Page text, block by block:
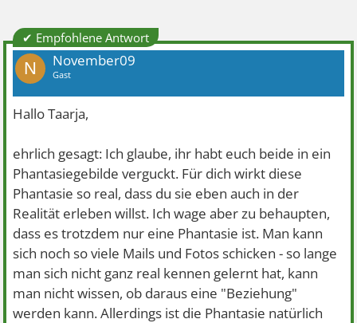
✔ Empfohlene Antwort
N November09
Gast
Hallo Taarja,
ehrlich gesagt: Ich glaube, ihr habt euch beide in ein
Phantasiegebilde verguckt. Für dich wirkt diese
Phantasie so real, dass du sie eben auch in der
Realität erleben willst. Ich wage aber zu behaupten,
dass es trotzdem nur eine Phantasie ist. Man kann
sich noch so viele Mails und Fotos schicken - so lange
man sich nicht ganz real kennen gelernt hat, kann
man nicht wissen, ob daraus eine "Beziehung"
werden kann. Allerdings ist die Phantasie natürlich